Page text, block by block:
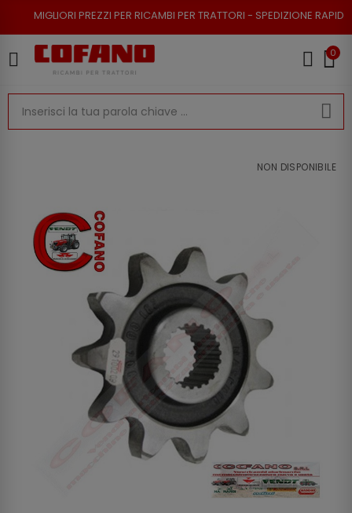
PREZZI PER RICAMBI PER TRATTORI - SPEDIZIONE RAPIDA - RESO
0
NON DISPONIBILE